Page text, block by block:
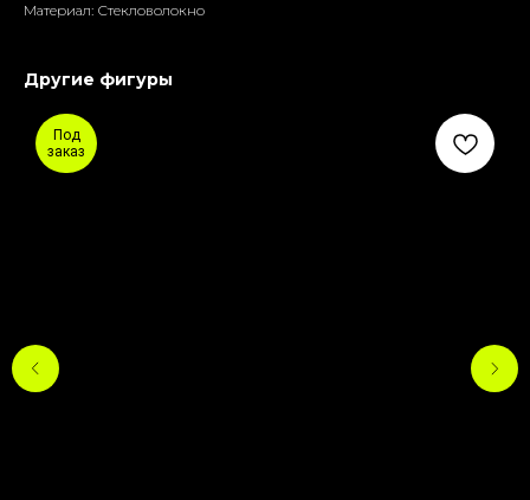
Материал: Стекловолокно
Другие фигуры
Под
заказ